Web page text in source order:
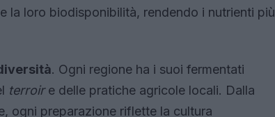
la loro biodisponibilità, rendendo i nutrienti più
. Ogni regione ha i suoi fermentati
terroire delle pratiche agricole locali. Dalla
ogni preparazione riflette la cultura